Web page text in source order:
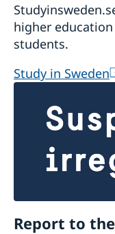
higher
students.
Study in Sweden
Report to